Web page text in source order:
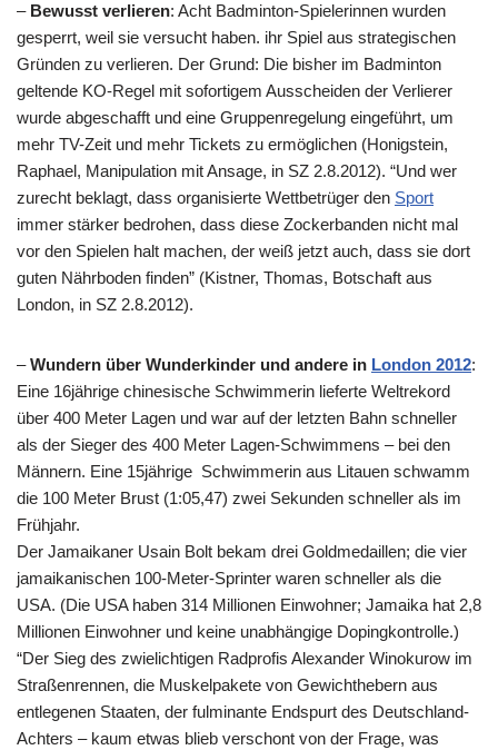
– Bewusst verlieren: Acht Badminton-Spielerinnen wurden
gesperrt, weil sie versucht haben. ihr Spiel aus strategischen
Gründen zu verlieren. Der Grund: Die bisher im Badminton
geltende KO-Regel mit sofortigem Ausscheiden der Verlierer
wurde abgeschafft und eine Gruppenregelung eingeführt, um
mehr TV-Zeit und mehr Tickets zu ermöglichen (Honigstein,
Raphael, Manipulation mit Ansage, in SZ 2.8.2012). “Und wer
zurecht beklagt, dass organisierte Wettbetrüger den Sport
immer stärker bedrohen, dass diese Zockerbanden nicht mal
vor den Spielen halt machen, der weiß jetzt auch, dass sie dort
guten Nährboden finden” (Kistner, Thomas, Botschaft aus
London, in SZ 2.8.2012).
–Wundern über Wunderkinder und andere in London 2012:
Eine 16jährige chinesische Schwimmerin lieferte Weltrekord
über 400 Meter Lagen und war auf der letzten Bahn schneller
als der Sieger des 400 Meter Lagen-Schwimmens – bei den
Männern. Eine 15jährige Schwimmerin aus Litauen schwamm
die 100 Meter Brust (1:05,47) zwei Sekunden schneller als im
Frühjahr.
Der Jamaikaner Usain Bolt bekam drei Goldmedaillen; die vier
jamaikanischen 100-Meter-Sprinter waren schneller als die
USA. (Die USA haben 314 Millionen Einwohner; Jamaika hat 2,8
Millionen Einwohner und keine unabhängige Dopingkontrolle.)
“Der Sieg des zwielichtigen Radprofis Alexander Winokurow im
Straßenrennen, die Muskelpakete von Gewichthebern aus
entlegenen Staaten, der fulminante Endspurt des Deutschland-
Achters – kaum etwas blieb verschont von der Frage, was